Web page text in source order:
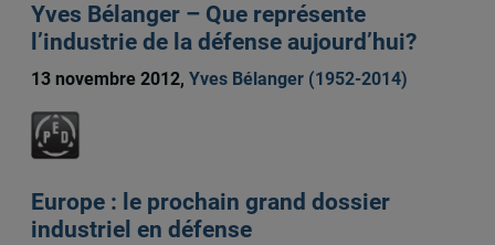
Yves Bélanger – Que représente
l’industrie de la défense aujourd’hui?
13 novembre 2012, Yves Bélanger (1952-2014)
Europe : le prochain grand dossier
industriel en défense